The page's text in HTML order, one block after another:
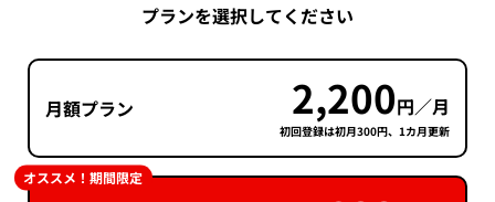
プランを選択してください
月額プラン 2,200円／月
初回登録は初月300円、1カ月更新
オススメ！期間限定